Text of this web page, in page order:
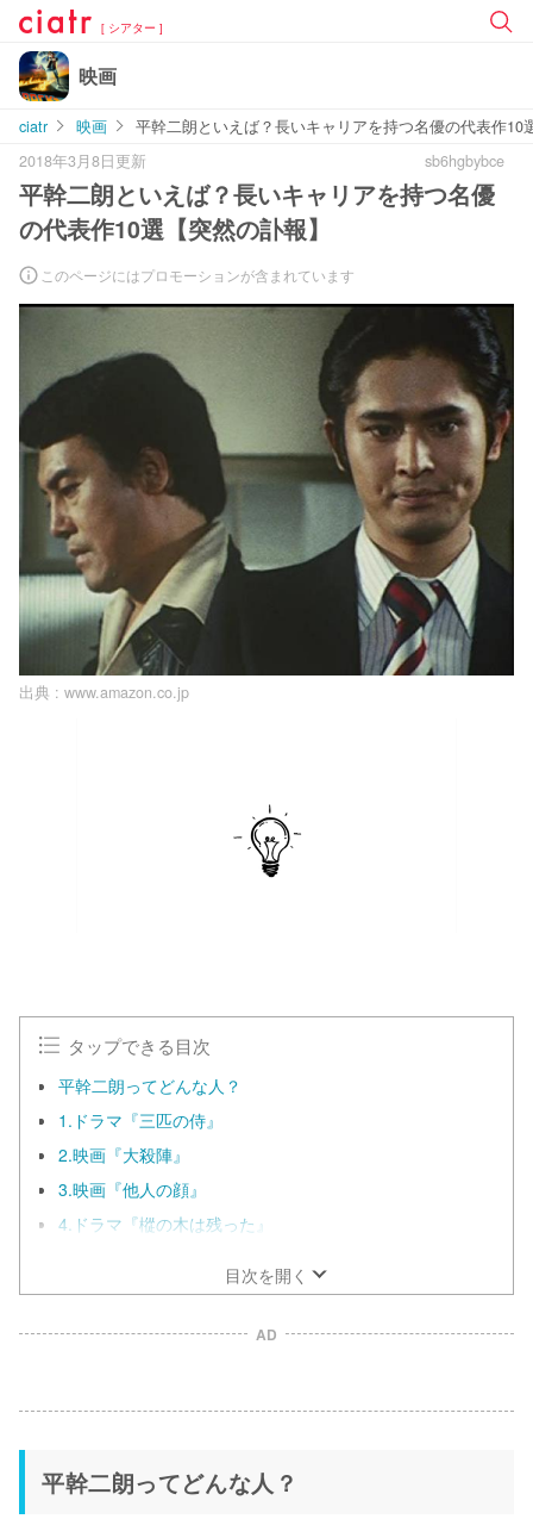
[ シアター ]
映画
ciatr 映画
平幹二朗といえば？長いキャリアを持つ名優の代表作10
2018年3月8日更新
sb6hgbybce
平幹二朗といえば？長いキャリアを持つ名優
の代表作10選【突然の訃報】
このページにはプロモーションが含まれています
出典 : www.amazon.co.jp
タップできる目次
平幹二朗ってどんな人？
1.ドラマ『三匹の侍』
2.映画『大殺陣』
3.映画『他人の顔』
4.ドラマ『樅の木は残った』
目次を開く
AD
平幹二朗ってどんな人？